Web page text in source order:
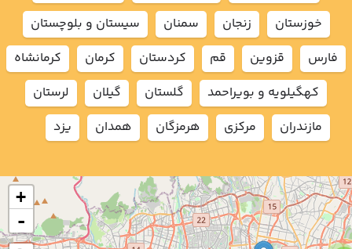
+
-
خوزستان
زنجان سمنان
سيستان و بلوچستان
فارس
قزوين قم كردستان كرمان
كرمانشاه
كهگيلويه و بويراحمد
گلستان گيلان
لرستان
مازندران
مركزي هرمزگان همدان يزد